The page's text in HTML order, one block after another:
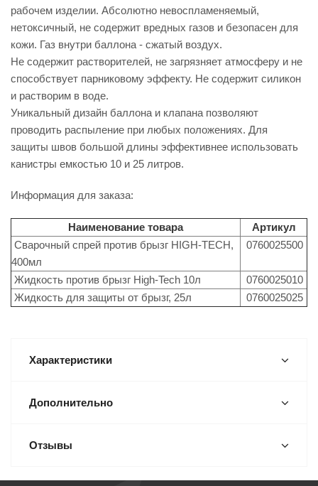
рабочем изделии. Абсолютно невоспламеняемый,
нетоксичный, не содержит вредных газов и безопасен для
кожи. Газ внутри баллона - сжатый воздух.
Не содержит растворителей, не загрязняет атмосферу и не
способствует парниковому эффекту. Не содержит силикон
и растворим в воде.
Уникальный дизайн баллона и клапана позволяют
проводить распыление при любых положениях. Для
защиты швов большой длины эффективнее использовать
канистры емкостью 10 и 25 литров.
Информация для заказа:
Наименование товара
Артикул
Сварочный спрей против брызг HIGH-TECH,
400мл
0760025500
Жидкость против брызг High-Tech 10л
0760025010
Жидкость для защиты от брызг, 25л
0760025025
Характеристики
Дополнительно
Отзывы